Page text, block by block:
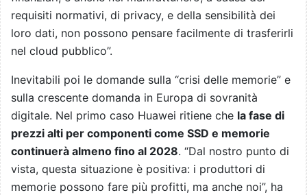
requisiti normativi, di privacy, e della sensibilità dei
loro dati, non possono pensare facilmente di trasferirli
nel cloud pubblico”.
Inevitabili poi le domande sulla “crisi delle memorie” e
sulla crescente domanda in Europa di sovranità
digitale. Nel primo caso Huawei ritiene che la fase di
prezzi alti per componenti come SSD e memorie
continuerà almeno fino al 2028. “Dal nostro punto di
vista, questa situazione è positiva: i produttori di
memorie possono fare più profitti, ma anche noi”, ha